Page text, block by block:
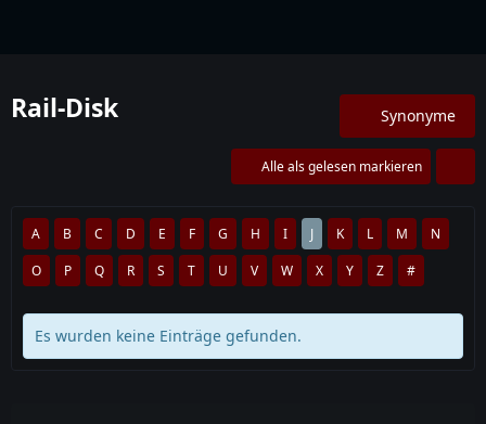
Rail-Disk Synonyme
Alle als gelesen markieren
A B C D E F G H I J K L M
N
O
P Q R S T U V W X Y Z #
Es wurden keine Einträge gefunden.